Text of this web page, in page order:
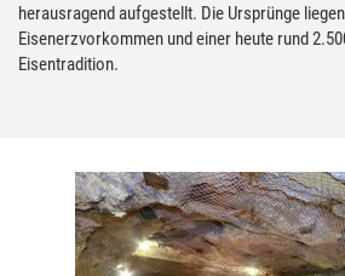
herausragend aufgestellt. Die Ursprünge
Eisenerzvorkommen und einer heute rund
Eisentradition.